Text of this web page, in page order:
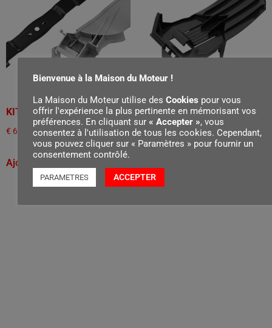
KIT MULCHING - AMK 448
€ 69,00
Ajouter au panier
OBTURATEUR MULCHING -
AMK 065
€43,00
Ajouter au panier
Bienvenue à la Maison du Moteur !
La Maison du Moteur utilise des Cookies pour vous
offrir l'expérience la plus pertinente en mémorisant vos
préférences. En cliquant sur « Accepter », vous
consentez à l'utilisation de tous les cookies. Cependant,
vous pouvez cliquer sur « Paramètres » pour fournir un
consentement contrôlé.
PARAMETRES ACCEPTER